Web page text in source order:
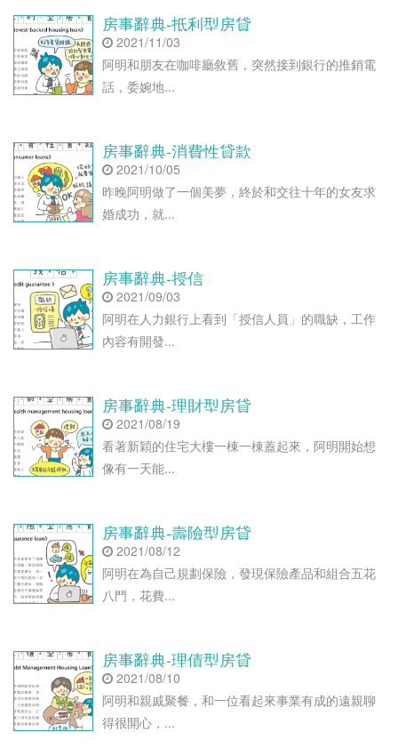
房事辭典-抵利型房貸
2021/11/03
阿明和朋友在咖啡廳敘舊，突然接到銀行的推銷電
話，委婉地...
房事辭典-消費性貸款
2021/10/05
昨晚阿明做了一個美夢，終於和交往十年的女友求
婚成功，就...
房事辭典-授信
2021/09/03
阿明在人力銀行上看到「授信人員」的職缺，工作
內容有開發...
​​​​​​​房事辭典-理財型房貸
2021/08/19
看著新穎的住宅大樓一棟一棟蓋起來，阿明開始想
像有一天能...
房事辭典-壽險型房貸
2021/08/12
阿明在為自己規劃保險，發現保險產品和組合五花
八門，花費...
房事辭典-理債型房貸
2021/08/10
阿明和親戚聚餐，和一位看起來事業有成的遠親聊
得很開心，...